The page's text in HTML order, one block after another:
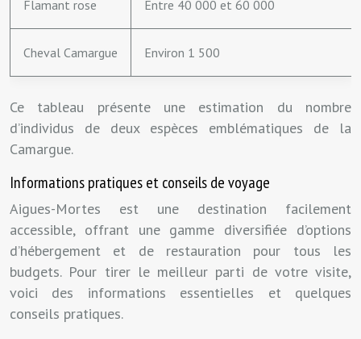
Flamant rose Entre 40 000 et 60 000
Cheval Camargue Environ 1 500
Ce tableau présente une estimation du nombre
d’individus de deux espèces emblématiques de la
Camargue.
Informations pratiques et conseils de voyage
Aigues-Mortes est une destination facilement
accessible, offrant une gamme diversifiée d’options
d’hébergement et de restauration pour tous les
budgets. Pour tirer le meilleur parti de votre visite,
voici des informations essentielles et quelques
conseils pratiques.